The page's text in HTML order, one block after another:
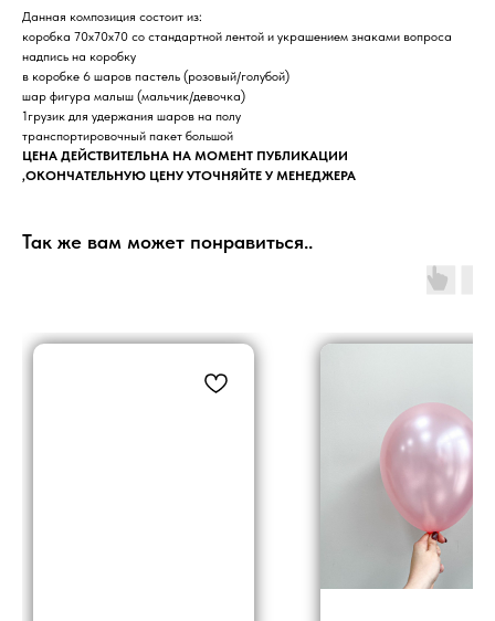
Данная композиция состоит из:
коробка 70х70х70 со стандартной лентой и украшением знаками вопроса
надпись на коробку
в коробке 6 шаров пастель (розовый/голубой)
шар фигура малыш (мальчик/девочка)
1грузик для удержания шаров на полу
транспортировочный пакет большой
ЦЕНА ДЕЙСТВИТЕЛЬНА НА МОМЕНТ ПУБЛИКАЦИИ
,ОКОНЧАТЕЛЬНУЮ ЦЕНУ УТОЧНЯЙТЕ У МЕНЕДЖЕРА
Так же вам может понравиться..